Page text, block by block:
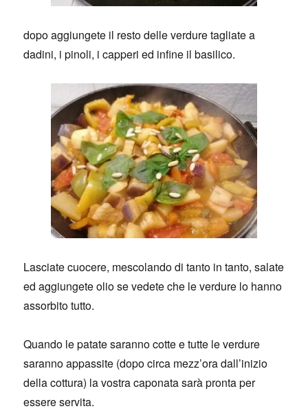
dopo aggiungete il resto delle verdure tagliate a
dadini, i pinoli, i capperi ed infine il basilico.
Lasciate cuocere, mescolando di tanto in tanto, salate
ed aggiungete olio se vedete che le verdure lo hanno
assorbito tutto.
Quando le patate saranno cotte e tutte le verdure
saranno appassite (dopo circa mezz’ora dall’inizio
della cottura) la vostra caponata sarà pronta per
essere servita.